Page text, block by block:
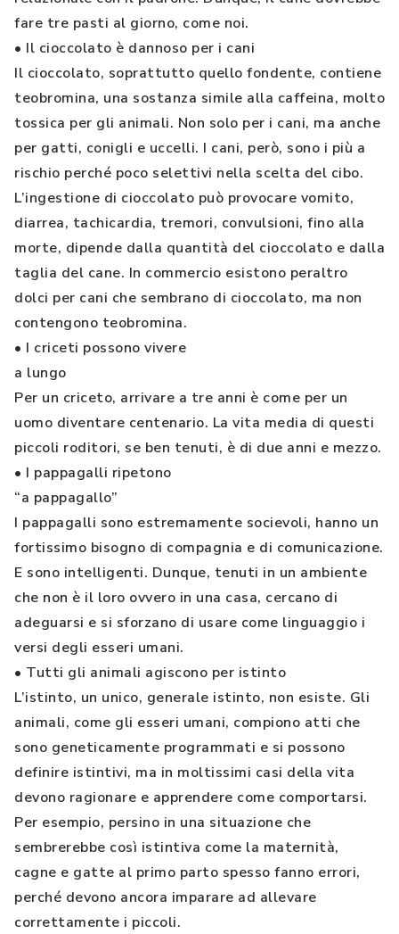
fare tre pasti al giorno, come noi.
• Il cioccolato è dannoso per i cani
Il cioccolato, soprattutto quello fondente, contiene
teobromina, una sostanza simile alla caffeina, molto
tossica per gli animali. Non solo per i cani, ma anche
per gatti, conigli e uccelli. I cani, però, sono i più a
rischio perché poco selettivi nella scelta del cibo.
L’ingestione di cioccolato può provocare vomito,
diarrea, tachicardia, tremori, convulsioni, fino alla
morte, dipende dalla quantità del cioccolato e dalla
taglia del cane. In commercio esistono peraltro
dolci per cani che sembrano di cioccolato, ma non
contengono teobromina.
• I criceti possono vivere
a lungo
Per un criceto, arrivare a tre anni è come per un
uomo diventare centenario. La vita media di questi
piccoli roditori, se ben tenuti, è di due anni e mezzo.
• I pappagalli ripetono
“a pappagallo”
I pappagalli sono estremamente socievoli, hanno un
fortissimo bisogno di compagnia e di comunicazione.
E sono intelligenti. Dunque, tenuti in un ambiente
che non è il loro ovvero in una casa, cercano di
adeguarsi e si sforzano di usare come linguaggio i
versi degli esseri umani.
• Tutti gli animali agiscono per istinto
L’istinto, un unico, generale istinto, non esiste. Gli
animali, come gli esseri umani, compiono atti che
sono geneticamente programmati e si possono
definire istintivi, ma in moltissimi casi della vita
devono ragionare e apprendere come comportarsi.
Per esempio, persino in una situazione che
sembrerebbe così istintiva come la maternità,
cagne e gatte al primo parto spesso fanno errori,
perché devono ancora imparare ad allevare
correttamente i piccoli.